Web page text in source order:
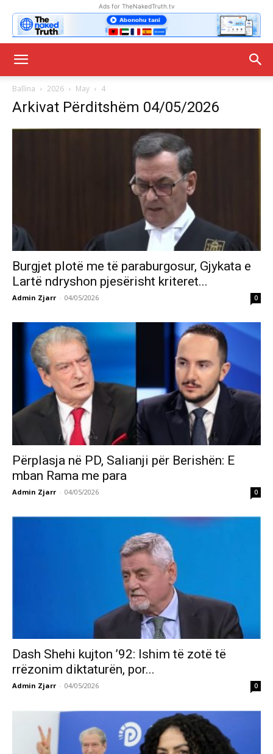
Ads for TheNakedTruth.tv
Ballina 2026 May 4
Arkivat Përditshëm 04/05/2026
Burgjet plotë me të paraburgosur, Gjykata e
Lartë ndryshon pjesërisht kriteret...
Admin Zjarr - 04/05/2026 0
Përplasja në PD, Salianji për Berishën: E
mban Rama me para
Admin Zjarr - 04/05/2026 0
Dash Shehi kujton ’92: Ishim të zotë të
rrëzonim diktaturën, por...
Admin Zjarr - 04/05/2026 0